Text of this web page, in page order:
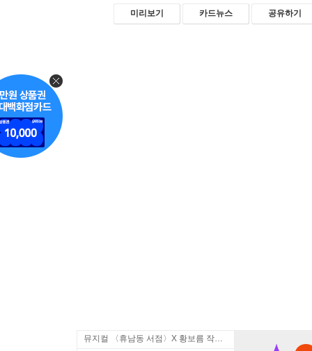
미리보기 카드뉴스 공유하기
뮤지컬 〈휴남동 서점〉X 황보름 작가 북토크